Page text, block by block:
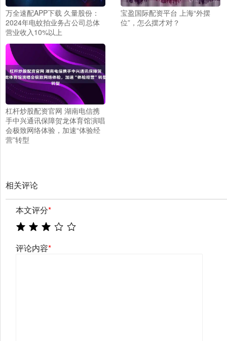
万全速配APP下载 久量股份：
2024年电蚊拍业务占公司总体
营业收入10%以上
宝盈国际配资平台 上海“外摆
位”，怎么摆才对？
杠杆炒股配资官网 湖南电信携
手中兴通讯保障贺龙体育馆演唱
会极致网络体验，加速“体验经
营”转型
相关评论
本文评分*
评论内容*